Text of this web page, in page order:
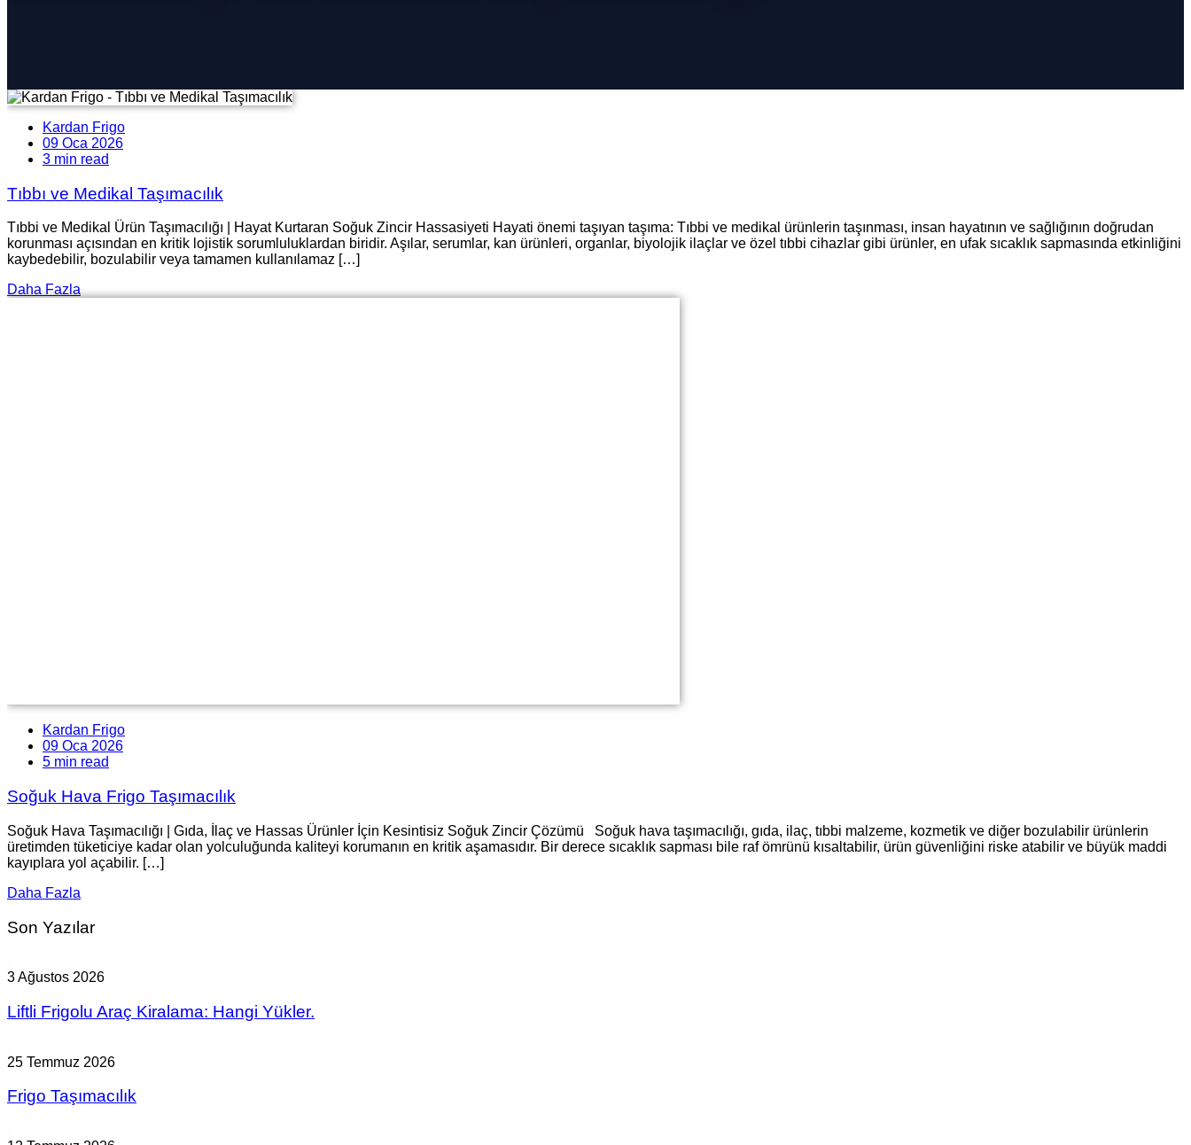
Kardan Frigo
09 Oca 2026
3 min read
Tıbbı ve Medikal Taşımacılık
Tıbbi ve Medikal Ürün Taşımacılığı | Hayat Kurtaran Soğuk Zincir Hassasiyeti Hayati önemi taşıyan taşıma: Tıbbi ve medikal ürünlerin taşınması, insan hayatının ve sağlığının doğrudan
korunması açısından en kritik lojistik sorumluluklardan biridir. Aşılar, serumlar, kan ürünleri, organlar, biyolojik ilaçlar ve özel tıbbi cihazlar gibi ürünler, en ufak sıcaklık sapmasında etkinliğini
kaybedebilir, bozulabilir veya tamamen kullanılamaz […]
Daha Fazla
Kardan Frigo
09 Oca 2026
5 min read
Soğuk Hava Frigo Taşımacılık
Soğuk Hava Taşımacılığı | Gıda, İlaç ve Hassas Ürünler İçin Kesintisiz Soğuk Zincir Çözümü Soğuk hava taşımacılığı, gıda, ilaç, tıbbi malzeme, kozmetik ve diğer bozulabilir ürünlerin
üretimden tüketiciye kadar olan yolculuğunda kaliteyi korumanın en kritik aşamasıdır. Bir derece sıcaklık sapması bile raf ömrünü kısaltabilir, ürün güvenliğini riske atabilir ve büyük maddi
kayıplara yol açabilir. […]
Daha Fazla
Son Yazılar
3 Ağustos 2026
Liftli Frigolu Araç Kiralama: Hangi Yükler.
25 Temmuz 2026
Frigo Taşımacılık